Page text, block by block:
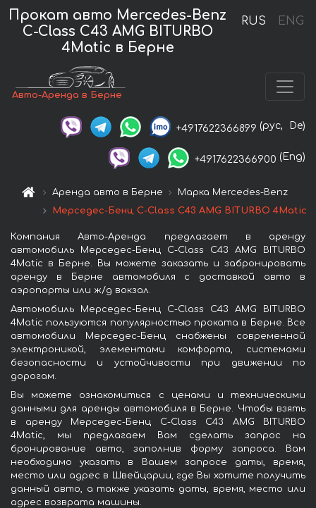
RUS ENG
Прокат авто Mercedes-Benz
C-Class C43 AMG BITURBO
4Matic в Берне
Авто-Аренда в Берне
+4917622366899 (рус, De)
+4917622366900 (Eng)
Аренда авто в Берне
Марка Mercedes-Benz
Мерседес-Бенц C-Class C43 AMG BITURBO 4Matic
Компания Авто-Аренда предлагает в аренду
автомобиль Мерседес-Бенц C-Class C43 AMG BITURBO
4Matic в Берне. Вы можете заказать и забронировать
аренду в Берне автомобиля с доставкой авто в
аэропорты или ж/д вокзал.
Автомобиль Мерседес-Бенц C-Class C43 AMG BITURBO
4Matic пользуются популярностью проката в Берне. Все
автомобили Мерседес-Бенц снабжены современной
электроникой, элементами комфорта, системами
безопасности и устойчивости при движении по
дорогам.
Вы можете ознакомиться с ценами и техническими
данными для аренды автомобиля в Берне. Чтобы взять
в аренду Мерседес-Бенц C-Class C43 AMG BITURBO
4Matic, мы предлагаем Вам сделать запрос на
бронирование авто, заполнив форму запроса. Вам
необходимо указать в Вашем запросе даты, время,
место или адрес в Швейцарии, где Вы хотите получить
данный авто, а также указать даты, время, место или
адрес возврата машины.